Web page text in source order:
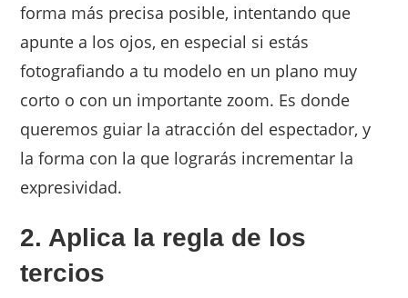
forma más precisa posible, intentando que
apunte a los ojos, en especial si estás
fotografiando a tu modelo en un plano muy
corto o con un importante zoom. Es donde
queremos guiar la atracción del espectador, y
la forma con la que lograrás incrementar la
expresividad.
2. Aplica la regla de los
tercios